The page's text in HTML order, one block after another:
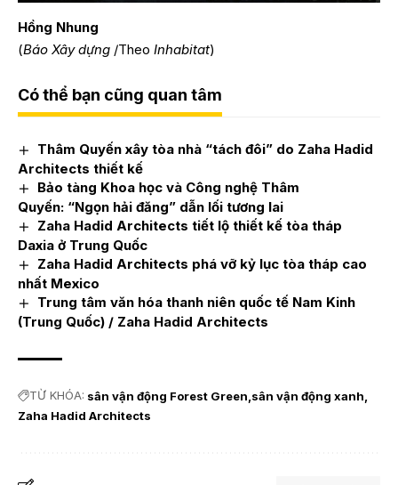
Hồng Nhung
(Báo Xây dựng /Theo Inhabitat)
Có thể bạn cũng quan tâm
Thâm Quyến xây tòa nhà “tách đôi” do Zaha Hadid
Architects thiết kế
Bảo tàng Khoa học và Công nghệ Thâm
Quyến: “Ngọn hải đăng” dẫn lối tương lai
Zaha Hadid Architects tiết lộ thiết kế tòa tháp
Daxia ở Trung Quốc
Zaha Hadid Architects phá vỡ kỷ lục tòa tháp cao
nhất Mexico
Trung tâm văn hóa thanh niên quốc tế Nam Kinh
(Trung Quốc) / Zaha Hadid Architects
TỪ KHÓA: sân vận động Forest Green sân vận động xanh
Zaha Hadid Architects